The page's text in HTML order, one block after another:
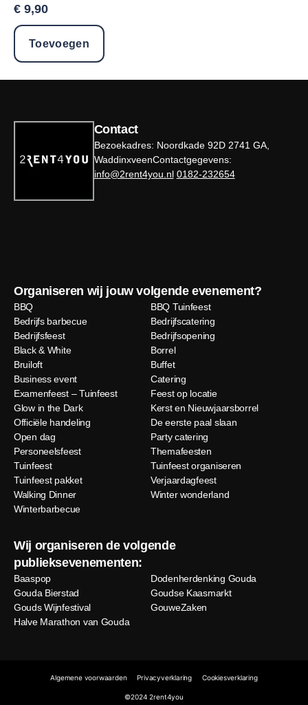
€ 9,90
Toevoegen
Contact
Bezoekadres: Noordkade 92D 2741 GA,
WaddinxveenContactgegevens:
info@2rent4you.nl 0182-232654
Organiseren wij jouw volgende evenement?
BBQ
BBQ Tuinfeest
Bedrijfs barbecue
Bedrijfscatering
Bedrijfsfeest
Bedrijfsopening
Black & White
Borrel
Bruiloft
Buffet
Business event
Catering
Examenfeest – Tuinfeest
Feest op locatie
Glow in the Dark
Kerst en Nieuwjaarsborrel
Officiële handeling
De eerste paal slaan
Open dag
Party catering
Personeelsfeest
Themafeesten
Tuinfeest
Tuinfeest organiseren
Tuinfeest pakket
Verjaardagfeest
Walking Dinner
Winter wonderland
Winterbarbecue
Wij organiseren de volgende
publieksevenementen:
Baaspop
Dodenherdenking Gouda
Gouda Bierstad
Goudse Kaasmarkt
Gouds Wijnfestival
GouweZaken
Halve Marathon van Gouda
©2024 2rent4you
Algemene voorwaarden Privacyverklaring Cookiesverklaring